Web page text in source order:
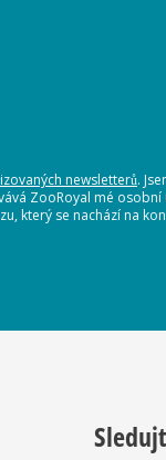
newsletterů.
ZooRoyal mé
který se nachází na